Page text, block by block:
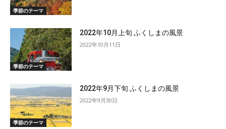
季節のテーマ
季節のテーマ
2022年10月上旬 ふくしまの風景
2022年10月11日
季節のテーマ
2022年9月下旬 ふくしまの風景
2022年9月30日